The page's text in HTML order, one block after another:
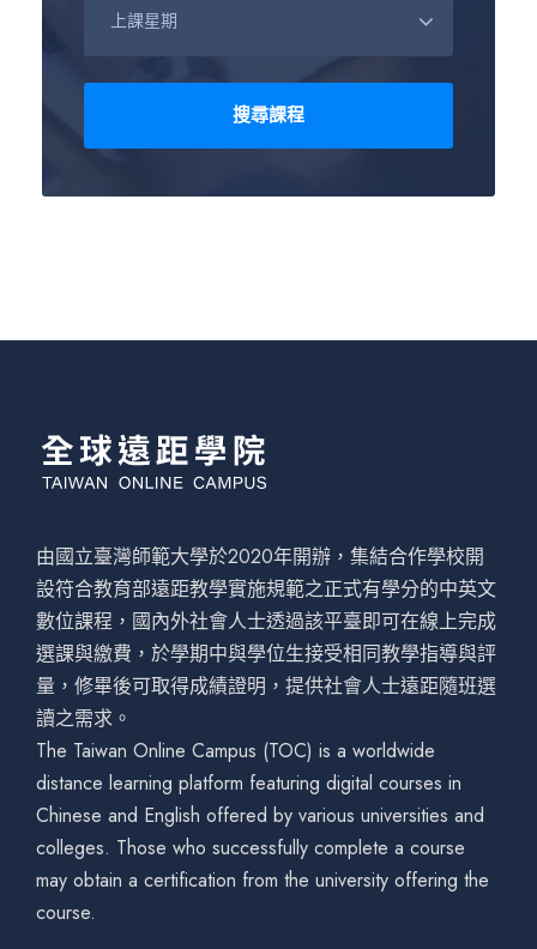
由國立臺灣師範大學於2020年開辦，集結合作學校開
設符合教育部遠距教學實施規範之正式有學分的中英文
數位課程，國內外社會人士透過該平臺即可在線上完成
選課與繳費，於學期中與學位生接受相同教學指導與評
量，修畢後可取得成績證明，提供社會人士遠距隨班選
讀之需求。
The Taiwan Online Campus (TOC) is a worldwide
distance learning platform featuring digital courses in
Chinese and English offered by various universities and
colleges. Those who successfully complete a course
may obtain a certification from the university offering the
course.